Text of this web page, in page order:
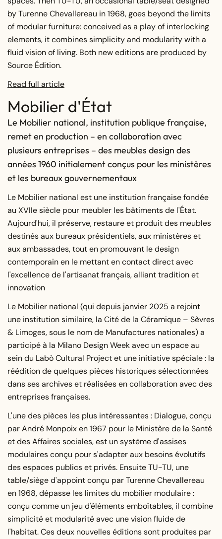
by Turenne Chevallereau in 1968, goes beyond the limits
of modular furniture: conceived as a play of interlocking
elements, it combines simplicity and modularity with a
fluid vision of living. Both new editions are produced by
Source Édition.
Read full article
Mobilier d'État
Le Mobilier national, institution publique française,
remet en production – en collaboration avec
plusieurs entreprises – des meubles design des
années 1960 initialement conçus pour les ministères
et les bureaux gouvernementaux
Le Mobilier national est une institution française fondée
au XVIIe siècle pour meubler les bâtiments de l'État.
Aujourd'hui, il préserve, restaure et produit des meubles
destinés aux bureaux présidentiels, aux ministères et
aux ambassades, tout en promouvant le design
contemporain en le mettant en contact direct avec
l'excellence de l'artisanat français, alliant tradition et
innovation
Le Mobilier national (qui depuis janvier 2025 a rejoint
une institution similaire, la Cité de la Céramique – Sèvres
& Limoges, sous le nom de Manufactures nationales) a
participé à la Milano Design Week avec un espace au
sein du Labò Cultural Project et une initiative spéciale : la
réédition de quelques pièces historiques sélectionnées
dans ses archives et réalisées en collaboration avec des
entreprises françaises.
L'une des pièces les plus intéressantes : Dialogue, conçu
par André Monpoix en 1967 pour le Ministère de la Santé
et des Affaires sociales, est un système d'assises
modulaires conçu pour s'adapter aux besoins évolutifs
des espaces publics et privés. Ensuite TU-TU, une
table/siège d'appoint conçu par Turenne Chevallereau
en 1968, dépasse les limites du mobilier modulaire :
conçu comme un jeu d'éléments emboîtables, il combine
simplicité et modularité avec une vision fluide de
l'habitat. Ces deux nouvelles éditions sont produites par